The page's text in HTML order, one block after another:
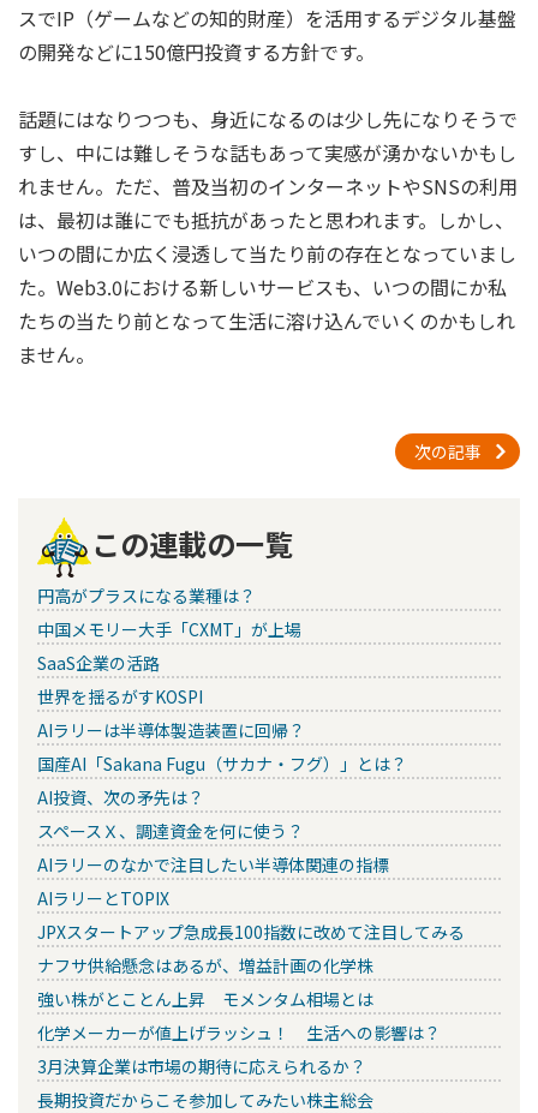
スでIP（ゲームなどの知的財産）を活用するデジタル基盤
の開発などに150億円投資する方針です。
話題にはなりつつも、身近になるのは少し先になりそうで
すし、中には難しそうな話もあって実感が湧かないかもし
れません。ただ、普及当初のインターネットやSNSの利用
は、最初は誰にでも抵抗があったと思われます。しかし、
いつの間にか広く浸透して当たり前の存在となっていまし
た。Web3.0における新しいサービスも、いつの間にか私
たちの当たり前となって生活に溶け込んでいくのかもしれ
ません。
次の記事
この連載の一覧
円高がプラスになる業種は？
中国メモリー大手「CXMT」が上場
SaaS企業の活路
世界を揺るがすKOSPI
AIラリーは半導体製造装置に回帰？
国産AI「Sakana Fugu（サカナ・フグ）」とは？
AI投資、次の矛先は？
スペースＸ、調達資金を何に使う？
AIラリーのなかで注目したい半導体関連の指標
AIラリーとTOPIX
JPXスタートアップ急成長100指数に改めて注目してみる
ナフサ供給懸念はあるが、増益計画の化学株
強い株がとことん上昇 モメンタム相場とは
化学メーカーが値上げラッシュ！ 生活への影響は？
3月決算企業は市場の期待に応えられるか？
長期投資だからこそ参加してみたい株主総会